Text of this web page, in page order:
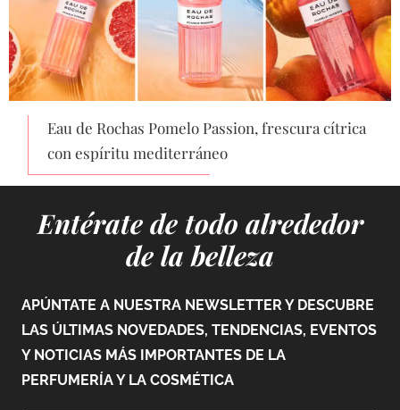
Eau de Rochas Pomelo Passion, frescura cítrica
con espíritu mediterráneo
Entérate de todo alrededor
de la belleza
APÚNTATE A NUESTRA NEWSLETTER Y DESCUBRE
LAS ÚLTIMAS NOVEDADES, TENDENCIAS, EVENTOS
Y NOTICIAS MÁS IMPORTANTES DE LA
PERFUMERÍA Y LA COSMÉTICA